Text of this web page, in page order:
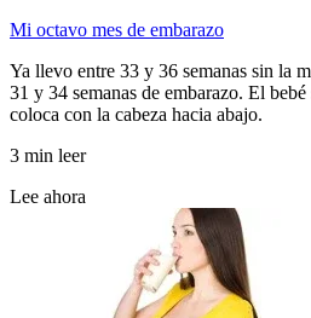
Mi octavo mes de embarazo
Ya llevo entre 33 y 36 semanas sin la
31 y 34 semanas de embarazo. El
coloca con la cabeza hacia abajo.
3 min leer
Lee ahora